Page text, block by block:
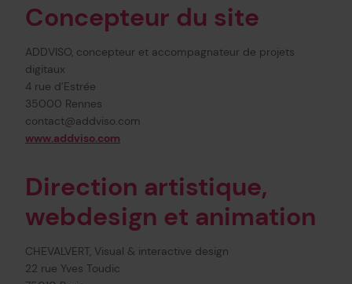
Concepteur du site
ADDVISO, concepteur et accompagnateur de projets
digitaux
4 rue d’Estrée
35000 Rennes
contact@addviso.com
www.addviso.com
Direction artistique,
webdesign et animation
CHEVALVERT, Visual & interactive design
22 rue Yves Toudic